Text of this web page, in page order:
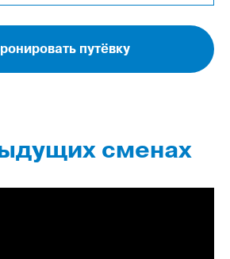
путёвку
сменах